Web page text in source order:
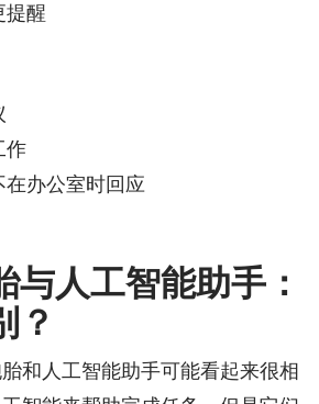
提醒
作
在办公室时回应
与人工智能助手：
？
和人工智能助手可能看起来很相